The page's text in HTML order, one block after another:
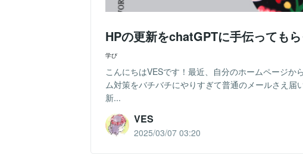
HPの更新をchatGPTに手伝っても
学び
こんにちはVESです！最近、自分のホームページ
ム対策をバチバチにやりすぎて普通のメールさえ
新...
VES
2025/03/07 03:20